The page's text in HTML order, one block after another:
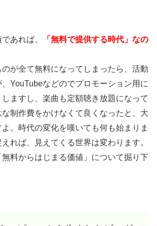
あれば、
「無料で提供する時代」なの
が全て無料になってしまったら、活動
YouTubeなどのでプロモーション用に
ますし、楽曲も定額聴き放題になって
制作費をかけなくて良くなったと、大
。時代の変化を嘆いても何も始まりま
れば、見えてくる世界は変わります。
料からはじまる価値」について掘り下